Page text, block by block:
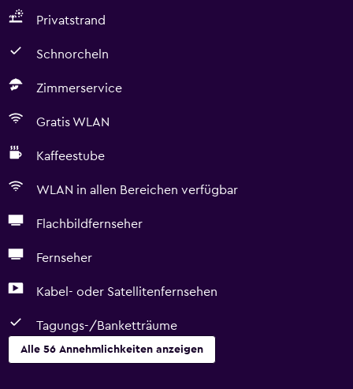
Privatstrand
Schnorcheln
Zimmerservice
Gratis WLAN
Kaffeestube
WLAN in allen Bereichen verfügbar
Flachbildfernseher
Fernseher
Kabel- oder Satellitenfernsehen
Tagungs-/Banketträume
Alle 56 Annehmlichkeiten anzeigen